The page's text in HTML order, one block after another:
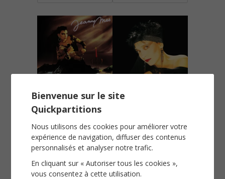
Femme d'aujourd'hui
Piano Chant
Voir
Johnny Johnny
Voir
Bienvenue sur le site
Quickpartitions
Nous utilisons des cookies pour améliorer votre
expérience de navigation, diffuser des contenus
personnalisés et analyser notre trafic.
En cliquant sur « Autoriser tous les cookies »,
vous consentez à cette utilisation.